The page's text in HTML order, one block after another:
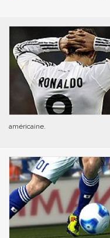
américaine.